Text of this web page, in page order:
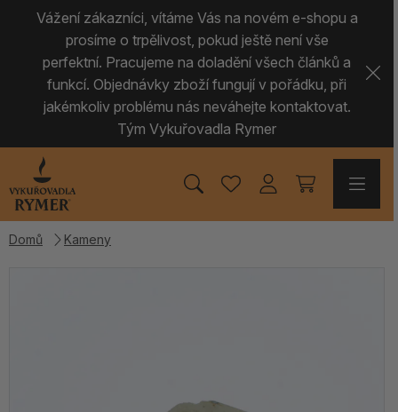
Vážení zákazníci, vítáme Vás na novém e-shopu a
prosíme o trpělivost, pokud ještě není vše
perfektní. Pracujeme na doladění všech článků a
funkcí. Objednávky zboží fungují v pořádku, při
jakémkoliv problému nás neváhejte kontaktovat.
Tým Vykuřovadla Rymer
Domů Kameny